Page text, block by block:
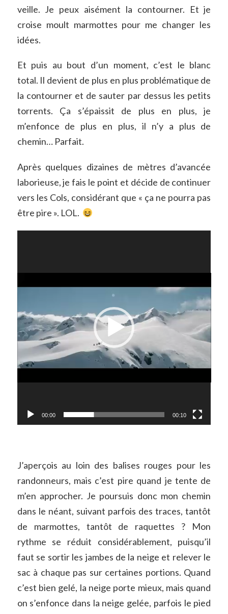
veille. Je peux aisément la contourner. Et je
croise moult marmottes pour me changer les
idées.
Et puis au bout d’un moment, c’est le blanc
total. Il devient de plus en plus problématique de
la contourner et de sauter par dessus les petits
torrents. Ça s’épaissit de plus en plus, je
m’enfonce de plus en plus, il n’y a plus de
chemin… Parfait.
Après quelques dizaines de mètres d’avancée
laborieuse, je fais le point et décide de continuer
vers les Cols, considérant que « ça ne pourra pas
être pire ». LOL.
00:00 00:10
J’aperçois au loin des balises rouges pour les
randonneurs, mais c’est pire quand je tente de
m’en approcher. Je poursuis donc mon chemin
dans le néant, suivant parfois des traces, tantôt
de marmottes, tantôt de raquettes ? Mon
rythme se réduit considérablement, puisqu’il
faut se sortir les jambes de la neige et relever le
sac à chaque pas sur certaines portions. Quand
c’est bien gelé, la neige porte mieux, mais quand
on s’enfonce dans la neige gelée, parfois le pied